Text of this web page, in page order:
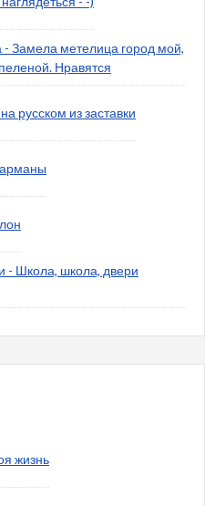
- Замела метелица город мой,
Нравятся
русском из заставки
- Школа, школа, двери
жизнь